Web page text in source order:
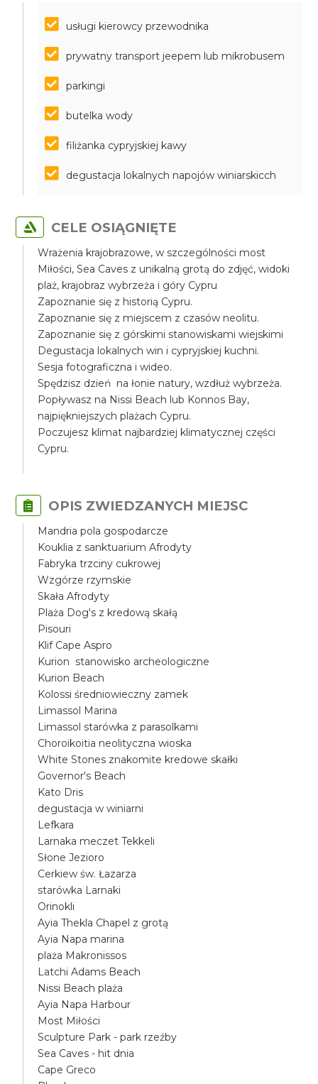
usługi kierowcy przewodnika
prywatny transport jeepem lub mikrobusem
parkingi
butelka wody
filiżanka cypryjskiej kawy
degustacja lokalnych napojów winiarskicch
CELE OSIĄGNIĘTE
Wrażenia krajobrazowe, w szczególności most
Miłości, Sea Caves z unikalną grotą do zdjęć, widoki
plaż, krajobraz wybrzeża i góry Cypru
Zapoznanie się z historią Cypru.
Zapoznanie się z miejscem z czasów neolitu.
Zapoznanie się z górskimi stanowiskami wiejskimi
Degustacja lokalnych win i cypryjskiej kuchni.
Sesja fotograficzna i wideo.
Spędzisz dzień na łonie natury, wzdłuż wybrzeża.
Popływasz na Nissi Beach lub Konnos Bay,
najpiękniejszych plażach Cypru.
Poczujesz klimat najbardziej klimatycznej części
Cypru.
OPIS ZWIEDZANYCH MIEJSC
Mandria pola gospodarcze
Kouklia z sanktuarium Afrodyty
Fabryka trzciny cukrowej
Wzgórze rzymskie
Skała Afrodyty
Plaża Dog's z kredową skałą
Pisouri
Klif Cape Aspro
Kurion stanowisko archeologiczne
Kurion Beach
Kolossi średniowieczny zamek
Limassol Marina
Limassol starówka z parasolkami
Choroikoitia neolityczna wioska
White Stones znakomite kredowe skałki
Governor's Beach
Kato Dris
degustacja w winiarni
Lefkara
Larnaka meczet Tekkeli
Słone Jezioro
Cerkiew św. Łazarza
starówka Larnaki
Orinokli
Ayia Thekla Chapel z grotą
Ayia Napa marina
plaża Makronissos
Latchi Adams Beach
Nissi Beach plaża
Ayia Napa Harbour
Most Miłości
Sculpture Park - park rzeźby
Sea Caves - hit dnia
Cape Greco